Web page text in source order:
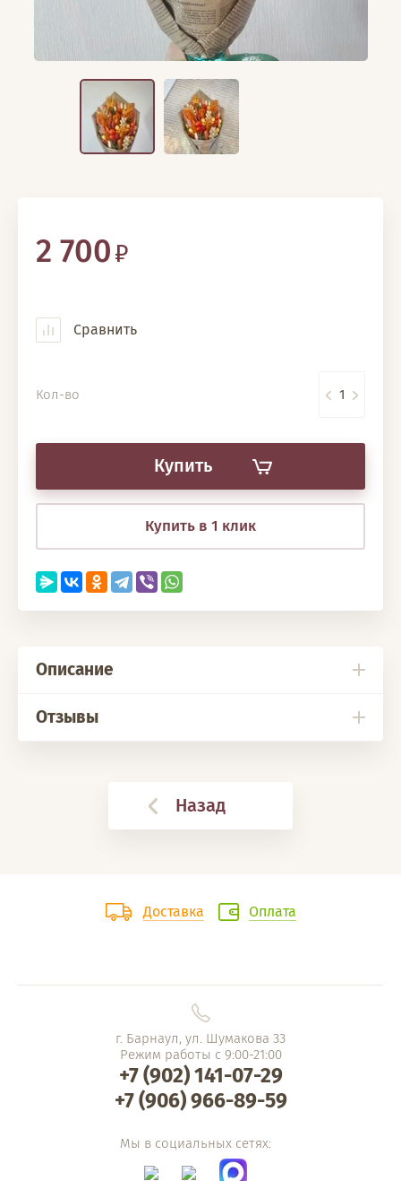
2 700
Сравнить
Кол-во
Купить
Купить в 1 клик
Описание
Отзывы
Назад
Доставка Оплата
г. Барнаул, ул. Шумакова 33
Режим работы с 9:00-21:00
+7 (902) 141-07-29
+7 (906) 966-89-59
Мы в социальных сетях: